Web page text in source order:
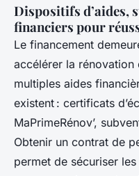
Dispositifs d’aides,
financiers pour
Le financement
accélérer la rénovation
multiples aides
existent : certificats
MaPrimeRénov’,
Obtenir un contrat de
permet de sécuriser